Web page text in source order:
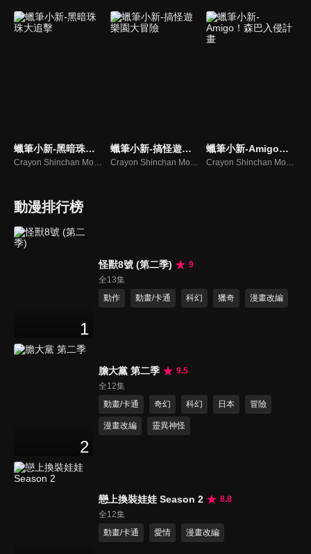
蠟筆小新-黑暗珠珠大追擊 蠟筆小新-搞怪遊樂園大冒險 蠟筆小新-Amigo！森巴入侵計畫
動漫排行榜
1
怪獸8號 (第二季)
9
全13集
動作
動畫/卡通 科幻 獵奇 漫畫改編
2
膽大黨 第二季
9.5
全12集
動畫/卡通
奇幻 科幻 日本 冒險
漫畫改編 靈異神怪
戀上換裝娃娃 Season 2
8.8
全12集
動畫/卡通
愛情 漫畫改編